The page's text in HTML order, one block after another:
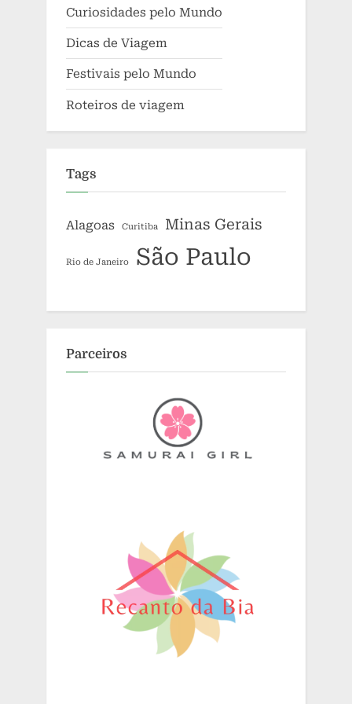
Curiosidades pelo Mundo
Dicas de Viagem
Festivais pelo Mundo
Roteiros de viagem
Tags
Alagoas Curitiba Minas Gerais
Rio de Janeiro São Paulo
Parceiros